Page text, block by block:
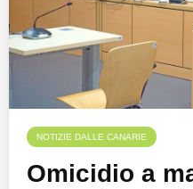
NOTIZIE DALLE CANARIE
Omicidio a